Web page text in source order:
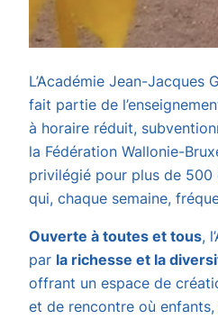
L’Académie Jean-Jacques
fait partie de
à horaire réduit,
la Fédération Wallonie-
privilégié pour plus de 500
qui, chaque semaine,
Ouverte à toutes et tous,
par la richesse et la
offrant un espace de
et de rencontre où enfants,